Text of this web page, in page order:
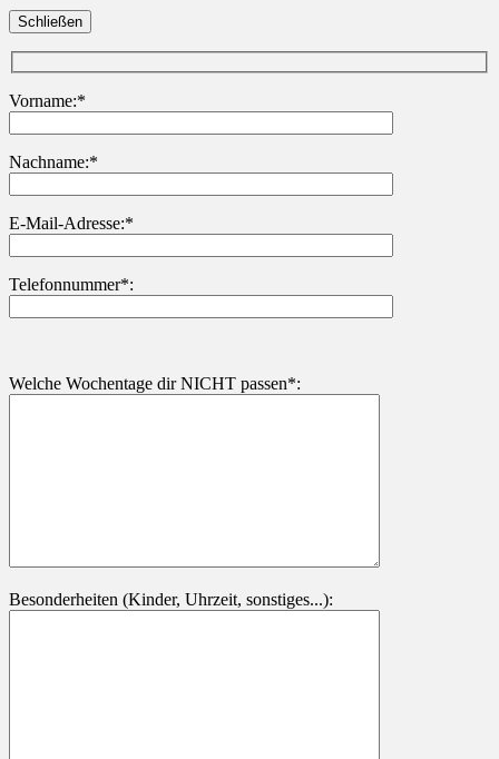
Schließen
Vorname:*
Nachname:*
Bitte lasse dieses Feld leer.
E-Mail-Adresse:*
Telefonnummer*:
Welche Wochentage dir NICHT passen*:
Besonderheiten (Kinder, Uhrzeit, sonstiges...):